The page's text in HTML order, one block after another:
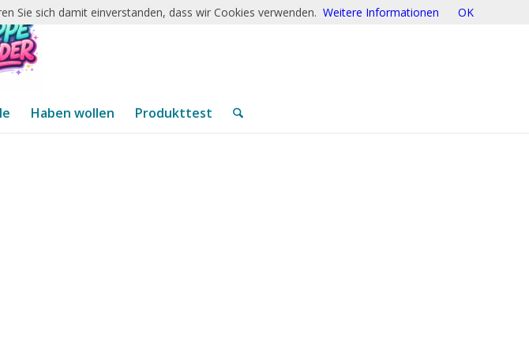
Haben wollen Produkttest
Sie sich damit einverstanden, dass wir Cookies verwenden. Weitere Informationen OK